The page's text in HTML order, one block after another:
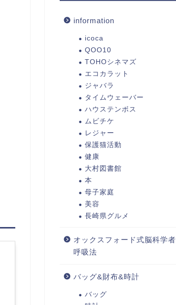
information
icoca
QOO10
TOHOシネマズ
エコカラット
ジャバラ
タイムウェーバー
ハウステンボス
ムビチケ
レジャー
保護猫活動
健康
大村図書館
本
母子家庭
美容
長崎県グルメ
オックスフォード式脳科学者
呼吸法
バッグ&財布&時計
バッグ